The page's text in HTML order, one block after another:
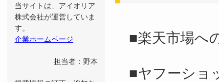
■楽天市場
■ヤフーショ
当サイトは、アイオリア
株式会社が運営していま
す。
企業ホームページ
担当者：野本